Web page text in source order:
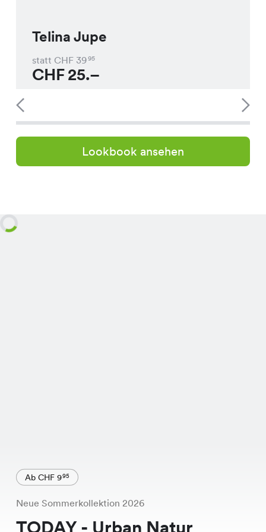
Telina Jupe
statt CHF 3995
CHF25.–
Lookbook ansehen
Ab CHF 995
Neue Sommerkollektion 2026
TODAY - Urban Natur